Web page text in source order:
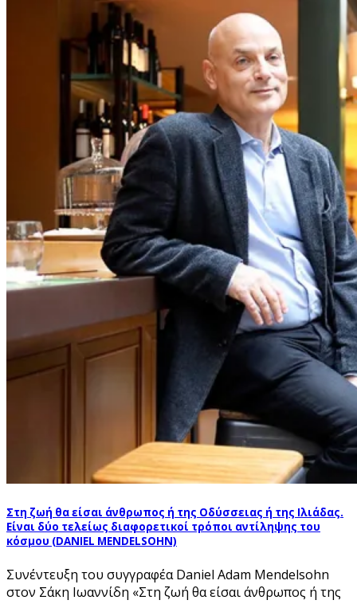
Στη ζωή θα είσαι άνθρωπος ή της Οδύσσειας ή της Ιλιάδας.
Είναι δύο τελείως διαφορετικοί τρόποι αντίληψης του
κόσμου (DANIEL MENDELSOHN)
Συνέντευξη του συγγραφέα Daniel Adam Mendelsohn
στον Σάκη Ιωαννίδη «Στη ζωή θα είσαι άνθρωπος ή της